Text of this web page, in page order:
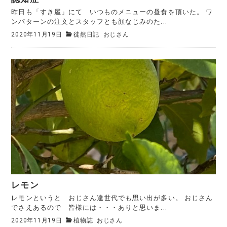
昨日も「すき屋」にて いつものメニューの昼食を頂いた。 ワ
ンパターンの注文とスタッフとも顔なじみのた...
2020年11月19日 徒然日記 おじさん
レモン
レモンというと おじさん達世代でも思い出が多い。 おじさん
でさえあるので 皆様には・・・ありと思いま...
2020年11月19日 植物誌 おじさん